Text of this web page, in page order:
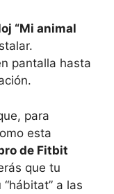
“Mi animal
pantalla hasta
para
esta
de Fitbit
que tu
a las